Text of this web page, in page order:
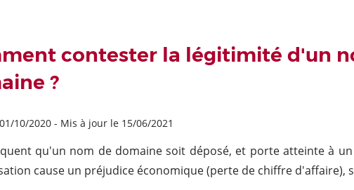
contester la légitimité d'un
?
10/2020- Mis à jour le 15/06/2021
qu'un nom de domaine soit déposé, et porte atteinte à
cause un préjudice économique (perte de chiffre d'affaire),